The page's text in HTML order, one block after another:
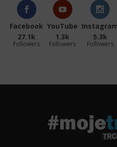
Facebook
27.1k
Followers
YouTube
1.3k
Followers
5.3k
Followers